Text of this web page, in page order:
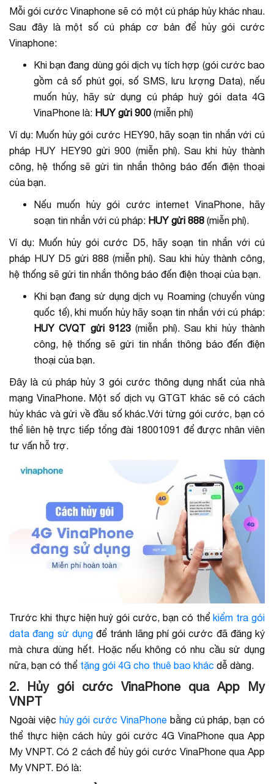
Mỗi gói cước Vinaphone sẽ có một cú pháp hủy khác nhau.
Sau đây là một số cú pháp cơ bản để hủy gói cước
Vinaphone:
Khi bạn đang dùng gói dịch vụ tích hợp (gói cước bao
gồm cả số phút gọi, số SMS, lưu lượng Data), nếu
muốn hủy, hãy sử dụng cú pháp huỷ gói data 4G
VinaPhone là: HUY gửi 900 (miễn phí)
Ví dụ: Muốn hủy gói cước HEY90, hãy soạn tin nhắn với cú
pháp HUY HEY90 gửi 900 (miễn phí). Sau khi hủy thành
công, hệ thống sẽ gửi tin nhắn thông báo đến điện thoại
của bạn.
Nếu muốn hủy gói cước internet VinaPhone, hãy
soạn tin nhắn với cú pháp: HUY gửi 888 (miễn phí).
Ví dụ: Muốn hủy gói cước D5, hãy soạn tin nhắn với cú
pháp HUY D5 gửi 888 (miễn phí). Sau khi hủy thành công,
hệ thống sẽ gửi tin nhắn thông báo đến điện thoại của bạn.
Khi bạn đang sử dụng dịch vụ Roaming (chuyển vùng
quốc tế), khi muốn hủy hãy soạn tin nhắn với cú pháp:
HUY CVQT gửi 9123 (miễn phí). Sau khi hủy thành
công, hệ thống sẽ gửi tin nhắn thông báo đến điện
thoại của bạn.
Đây là cú pháp hủy 3 gói cước thông dụng nhất của nhà
mạng VinaPhone. Một số dịch vụ GTGT khác sẽ có cách
hủy khác và gửi về đầu số khác.Với từng gói cước, bạn có
thể liên hệ trực tiếp tổng đài 18001091 để được nhân viên
tư vấn hỗ trợ.
Trước khi thực hiện huỷ gói cước, bạn có thể kiểm tra gói
data đang sử dụngđể tránh lãng phí gói cước đã đăng ký
mà chưa dùng hết. Hoặc nếu không có nhu cầu sử dụng
nữa, bạn có thể tặng gói 4G cho thuê bao khác dễ dàng.
2. Hủy gói cước VinaPhone qua App My
VNPT
Ngoài việc hủy gói cước VinaPhone bằng cú pháp, bạn có
thể thực hiện cách hủy gói cước 4G VinaPhone qua App
My VNPT. Có 2 cách để hủy gói cước VinaPhone qua App
My VNPT. Đó là: